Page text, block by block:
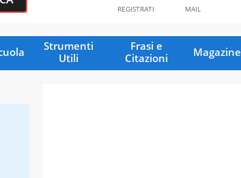
MAIL
REGISTRATI
Strumenti
Utili
Frasi e
Citazioni
Magazine